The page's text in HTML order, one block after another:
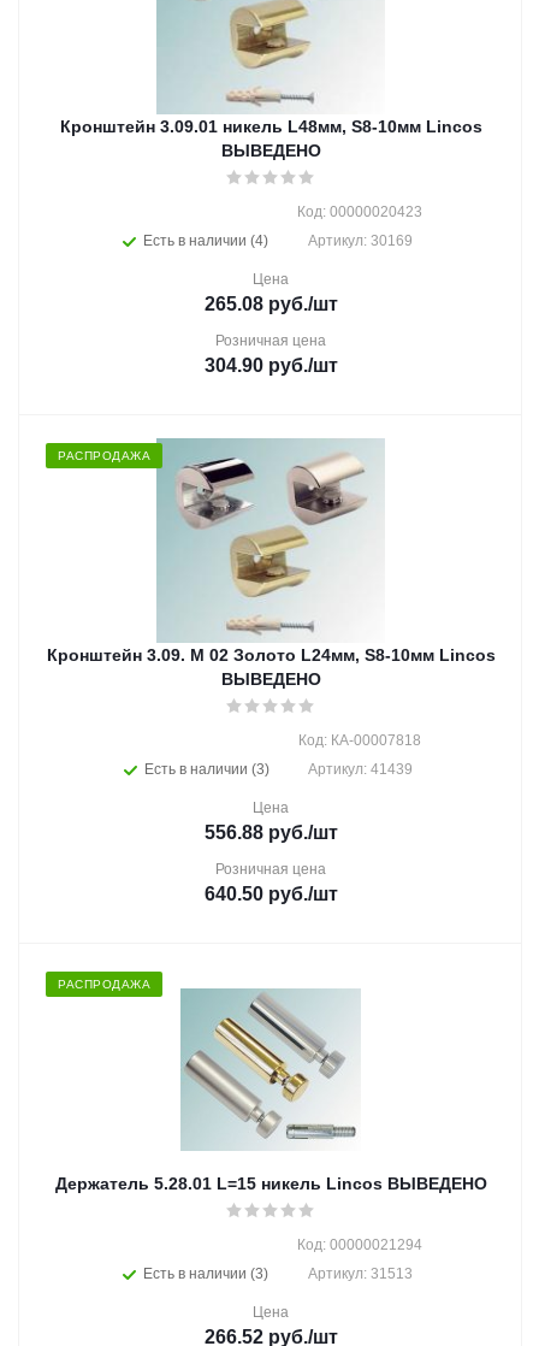
Кронштейн 3.09.01 никель L48мм, S8-10мм Lincos
ВЫВЕДЕНО
Есть в наличии (4)
Код: 00000020423
Артикул: 30169
Цена
265.08руб./шт
Розничная цена
304.90руб./шт
РАСПРОДАЖА
Кронштейн 3.09. М 02 Золото L24мм, S8-10мм Lincos
ВЫВЕДЕНО
Есть в наличии (3)
Код: КА-00007818
Артикул: 41439
Цена
556.88руб./шт
Розничная цена
640.50руб./шт
РАСПРОДАЖА
Держатель 5.28.01 L=15 никель Lincos ВЫВЕДЕНО
Есть в наличии (3)
Код: 00000021294
Артикул: 31513
Цена
266.52руб./шт